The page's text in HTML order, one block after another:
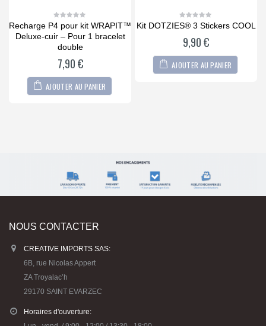
0
out
of
Recharge P4 pour kit WRAPIT™
Deluxe-cuir – Pour 1 bracelet
double
7,90€
AJOUTER AU PANIER
0
of
Kit DOTZIES® 3 Stickers COOL
9,90€
AJOUTER AU PANIER
NOUS CONTACTER
CREATIVE IMPORTS SAS:
6B, rue Nicolas Appert
ZA Troyalac’h
29170 SAINT EVARZEC
Horaires d'ouverture: